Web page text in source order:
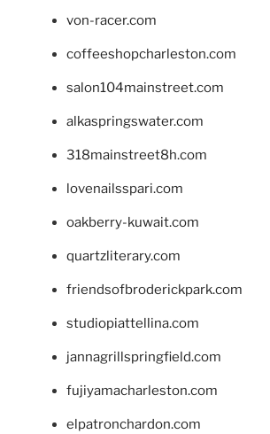
von-racer.com
coffeeshopcharleston.com
salon104mainstreet.com
alkaspringswater.com
318mainstreet8h.com
lovenailsspari.com
oakberry-kuwait.com
quartzliterary.com
friendsofbroderickpark.com
studiopiattellina.com
jannagrillspringfield.com
fujiyamacharleston.com
elpatronchardon.com